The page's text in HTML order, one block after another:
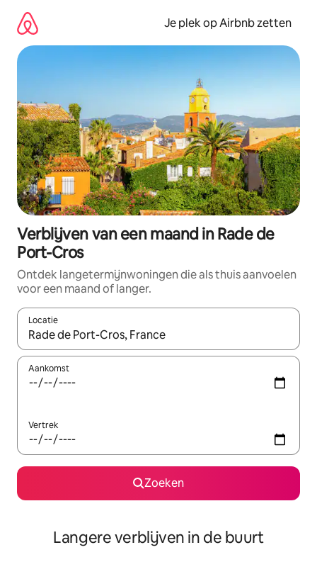
direct
naar
inhoud
Je plek op Airbnb zetten
Verblijven van een maand in Rade de
Port-Cros
Ontdek langetermijnwoningen die als thuis aanvoelen
voor een maand of langer.
Locatie
Wanneer er resultaten beschikbaar zijn, maak je een keuze
Aankomst
Vertrek
Zoeken
Langere verblijven in de buurt